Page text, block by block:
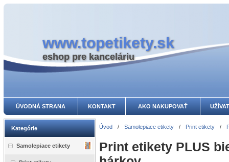
www.topetikety.sk
eshop pre kanceláriu
ÚVODNÁ STRANA KONTAKT AKO NAKUPOVAŤ
Kategórie
Samolepiace etikety
Úvod / Samolepiace etikety / Print etikety /
Print etikety PLUS